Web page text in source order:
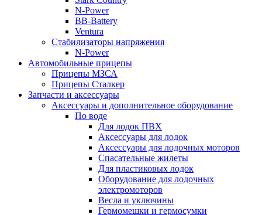
N-Power
BB-Battery
Ventura
Стабилизаторы напряжения
N-Power
Автомобильные прицепы
Прицепы МЗСА
Прицепы Сталкер
Запчасти и аксессуары
Аксессуары и дополнительное оборудование
По воде
Для лодок ПВХ
Аксессуары для лодок
Аксессуары для лодочных моторов
Спасательные жилеты
Для пластиковых лодок
Оборудование для лодочных
электромоторов
Весла и уключины
Гермомешки и гермосумки